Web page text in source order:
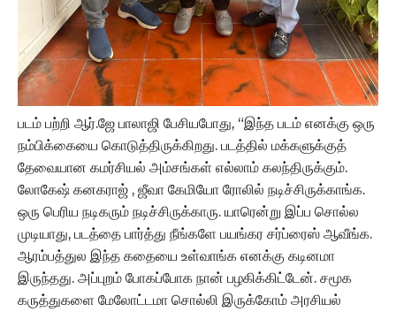
படம் பற்றி ஆர்.ஜே பாலாஜி பேசியபோது, “இந்த படம் எனக்கு ஒரு
நம்பிக்கையை கொடுத்திருக்கிறது. படத்தில் மக்களுக்குத்
தேவையான கமர்சியல் அம்சங்கள் எல்லாம் கலந்திருக்கும்.
லோகேஷ் கனகராஜ் , ஜீவா கேமியோ ரோலில் நடிச்சிருக்காங்க.
ஒரு பெரிய நடிகரும் நடிச்சிருக்காரு. யாரென்று இப்ப சொல்ல
முடியாது, படத்தை பார்த்து நீங்களே பயங்கர சர்ப்ரைஸ் ஆவீங்க.
ஆரம்பத்துல இந்த கதையை உள்வாங்க எனக்கு கடினமா
இருந்தது. அப்புறம் போகப்போக நான் பழகிக்கிட்டேன். சமூக
கருத்துகளை மேலோட்டமா சொல்லி இருக்கோம் அரசியல்